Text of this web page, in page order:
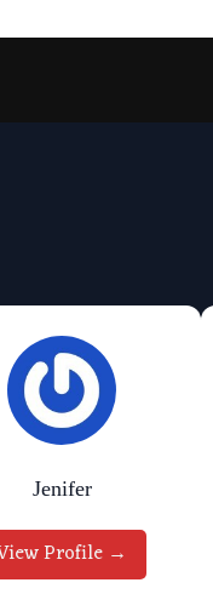
Jenifer
Profile →